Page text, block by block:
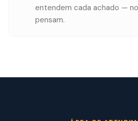
entendem cada achado —
pensam.